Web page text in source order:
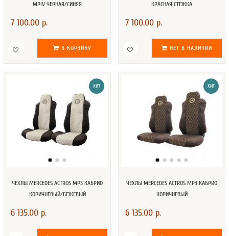
MPIV ЧЕРНАЯ/СИНЯЯ
7 100.00 р.
В КОРЗИНУ
КРАСНАЯ СТЕЖКА
7 100.00 р.
НЕТ В НАЛИЧИИ
ХИТ
ЧЕХЛЫ MERCEDES ACTROS MP3 КАБРИО
КОРИЧНЕВЫЙ/БЕЖЕВЫЙ
6 135.00 р.
ХИТ
ЧЕХЛЫ MERCEDES ACTROS MP3 КАБРИО
КОРИЧНЕВЫЙ
6 135.00 р.